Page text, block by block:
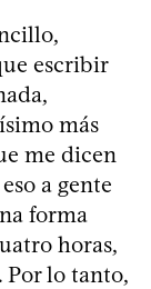
escribir
más
me dicen
a gente
forma
horas,
Por lo tanto,